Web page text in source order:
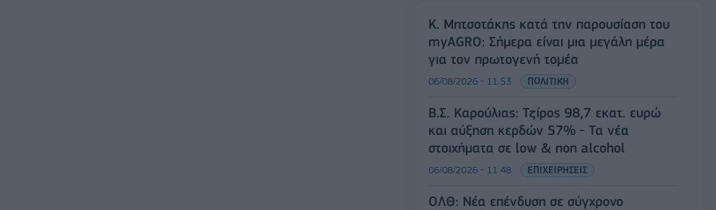
Κ. Μητσοτάκης κατά την παρουσίαση του
myAGRO: Σήμερα είναι μια μεγάλη μέρα
για τον πρωτογενή τομέα
06/08/2026 - 11:53 ΠΟΛΙΤΙΚΗ
Β.Σ. Καρούλιας: Τζίρος 98,7 εκατ. ευρώ
και αύξηση κερδών 57% - Τα νέα
στοιχήματα σε low & non alcohol
06/08/2026 - 11:48 ΕΠΙΧΕΙΡΗΣΕΙΣ
ΟΛΘ: Νέα επένδυση σε σύγχρονο